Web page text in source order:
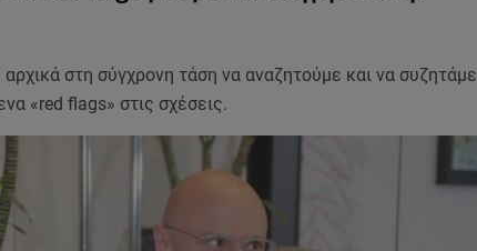
στη σύγχρονη τάση να αναζητούμε και να συζητάμε
«red flags» στις σχέσεις.